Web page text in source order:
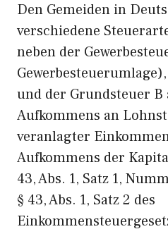
Den Gemeiden in
verschiedene
neben der
und der Grundsteuer B
Aufkommens an
veranlagter
Aufkommens der
43, Abs. 1, Satz 1,
§ 43, Abs. 1, Satz 2 des